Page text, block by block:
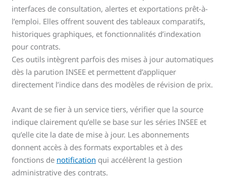
interfaces de consultation, alertes et exportations prêt-à-
l’emploi. Elles offrent souvent des tableaux comparatifs,
historiques graphiques, et fonctionnalités d’indexation
pour contrats.
Ces outils intègrent parfois des mises à jour automatiques
dès la parution INSEE et permettent d’appliquer
directement l’indice dans des modèles de révision de prix.
Avant de se fier à un service tiers, vérifier que la source
indique clairement qu’elle se base sur les séries INSEE et
qu’elle cite la date de mise à jour. Les abonnements
donnent accès à des formats exportables et à des
fonctions de notification qui accélèrent la gestion
administrative des contrats.